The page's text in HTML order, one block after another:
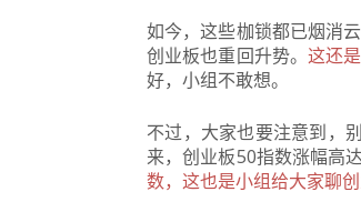
如今，这些枷锁都已烟消
创业板也重回升势。 这还
好，小组不敢想。
不过，大家也要注意到，
来，创业板50指数涨幅高
数，这也是小组给大家聊